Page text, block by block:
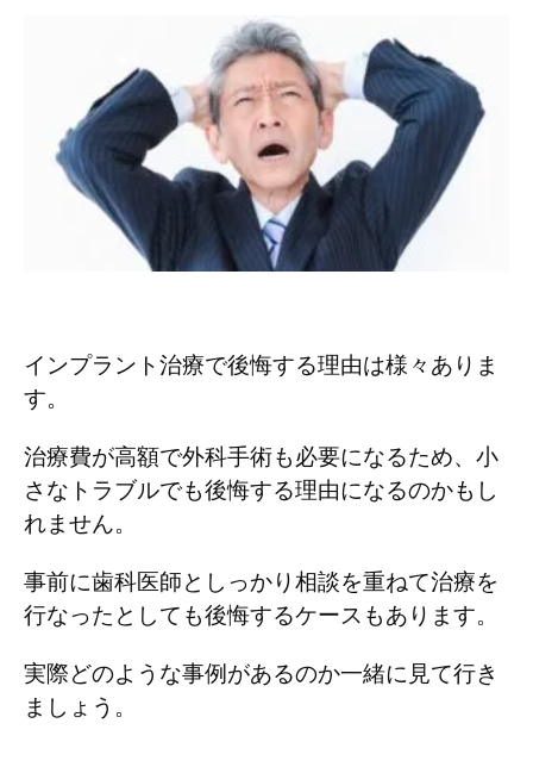
インプラント治療で後悔する理由は様々ありま
す。
治療費が高額で外科手術も必要になるため、小
さなトラブルでも後悔する理由になるのかもし
れません。
事前に歯科医師としっかり相談を重ねて治療を
行なったとしても後悔するケースもあります。
実際どのような事例があるのか一緒に見て行き
ましょう。